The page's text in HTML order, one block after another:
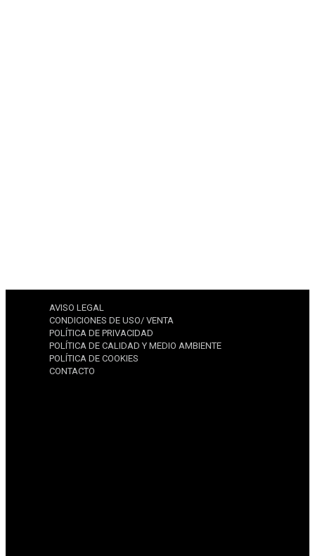
AVISO LEGAL
CONDICIONES DE USO/ VENTA
POLÍTICA DE PRIVACIDAD
POLÍTICA DE CALIDAD Y MEDIO AMBIENTE
POLÍTICA DE COOKIES
CONTACTO